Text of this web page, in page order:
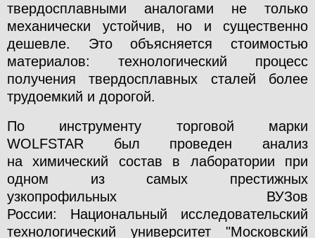
твердосплавными аналогами не только
механически устойчив, но и существенно
дешевле. Это объясняется стоимостью
материалов: технологический процесс
получения твердосплавных сталей более
трудоемкий и дорогой.
По инструменту торговой марки
WOLFSTAR был проведен анализ
на химический состав в лаборатории при
одном из самых престижных
узкопрофильных ВУЗов
России: Национальный исследовательский
технологический университет "Московский